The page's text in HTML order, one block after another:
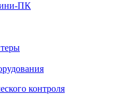
ПК
контроля